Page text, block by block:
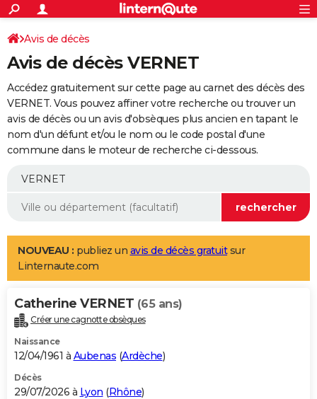
ACTUALITÉS
Politique
Société
Faits Divers
Education
Monde
Villes
+
SPORT
Coupe du monde 2026
Football
Tennis
Cyclisme
Rugby
Forum
Programme TV
TNT
Streaming
Cinéma
Sorties cinéma
Musique
+
FINANCE
Retraite
Epargne
Immobilier
Risques naturels par ville
Banque
Assurance
AUTO
Essais
Réserver un essai
Citadines
Berlines
SUV
Forum auto
+
Mobiles
Meilleur smartphone
Internet
Ordinateurs
Jeux vidéo
Guide high-tech
Aménagement intérieur
LIFESTYLE
Art de vivre
Bien-être
Loisirs
Mode
Modes de vie
Alimentation
Guide de la santé
Maladies
Médicaments
Sommeil
VOYAGE
Destinations
City break
Voyage nature
Voyage de noces
Forum
Climat
+PHOTO
GUIDES D'ACHAT
BONS PLANS
Avis de décès
Avis de décès VERNET
Accédez gratuitement sur cette page au carnet des décès des
VERNET. Vous pouvez affiner votre recherche ou trouver un
avis de décès ou un avis d'obsèques plus ancien en tapant le
nom d'un défunt et/ou le nom ou le code postal d'une
commune dans le moteur de recherche ci-dessous.
NOUVEAU : publiez un avis de décès gratuitsur
Linternaute.com
Catherine VERNET (65 ans)
Créer une cagnotte obsèques
Naissance
12/04/1961 à Aubenas (Ardèche)
Décès
29/07/2026 à Lyon (Rhône)